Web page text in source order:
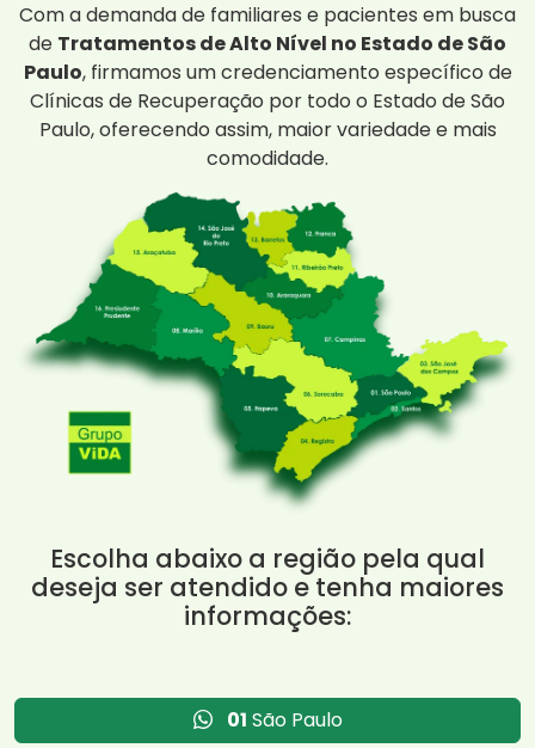
Com a demanda de familiares e pacientes em busca
de Tratamentos de Alto Nível no Estado de São
Paulo, firmamos um credenciamento específico de
Clínicas de Recuperação por todo o Estado de São
Paulo, oferecendo assim, maior variedade e mais
comodidade.
Escolha abaixo a região pela qual
deseja ser atendido e tenha maiores
informações:
01 São Paulo